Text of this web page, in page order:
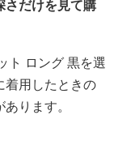
さだけを見て購
ト ロング 黒を選
着用したときの
ります。